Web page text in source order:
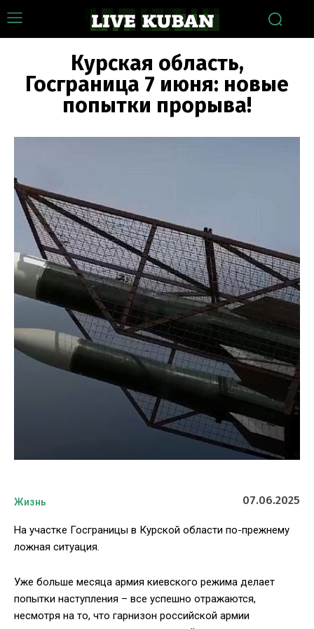
Курская область,
Госграница 7 июня: новые
попытки прорыва!
Жизнь 07.06.2025
На участке Госграницы в Курской области по-прежнему
ложная ситуация.
Уже больше месяца армия киевского режима делает
попытки наступления – все успешно отражаются,
несмотря на то, что гарнизон российской армии